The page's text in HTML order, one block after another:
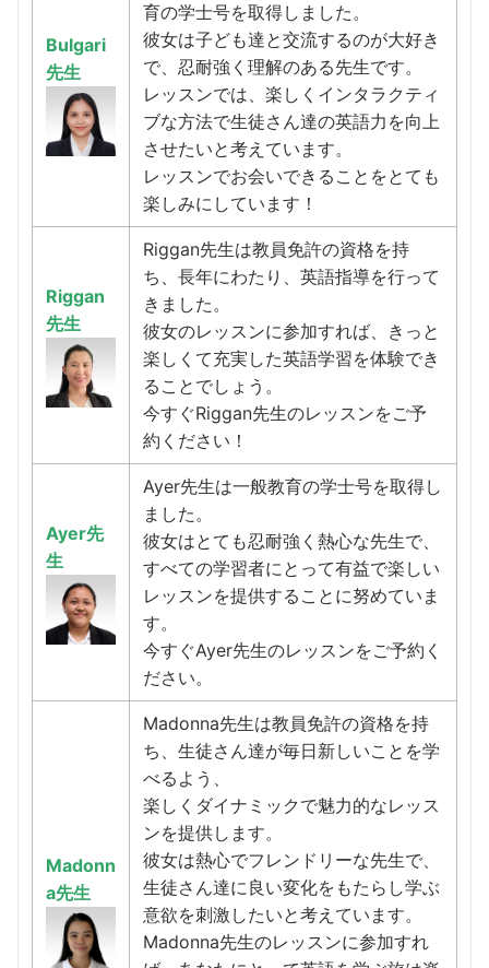
Bulgari
先生
育の学士号を取得しました。
彼女は子ども達と交流するのが大好き
で、忍耐強く理解のある先生です。
レッスンでは、楽しくインタラクティ
ブな方法で生徒さん達の英語力を向上
させたいと考えています。
レッスンでお会いできることをとても
楽しみにしています！
Riggan
先生
Riggan先生は教員免許の資格を持
ち、長年にわたり、英語指導を行って
きました。
彼女のレッスンに参加すれば、きっと
楽しくて充実した英語学習を体験でき
ることでしょう。
今すぐRiggan先生のレッスンをご予
約ください！
Ayer先
生
Ayer先生は一般教育の学士号を取得し
ました。
彼女はとても忍耐強く熱心な先生で、
すべての学習者にとって有益で楽しい
レッスンを提供することに努めていま
す。
今すぐAyer先生のレッスンをご予約く
ださい。
Madonn
a先生
Madonna先生は教員免許の資格を持
ち、生徒さん達が毎日新しいことを学
べるよう、
楽しくダイナミックで魅力的なレッス
ンを提供します。
彼女は熱心でフレンドリーな先生で、
生徒さん達に良い変化をもたらし学ぶ
意欲を刺激したいと考えています。
Madonna先生のレッスンに参加すれ